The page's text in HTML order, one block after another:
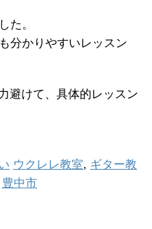
た。
分かりやすいレッスン
避けて、具体的レッスン
ウクレレ教室, ギター教
豊中市